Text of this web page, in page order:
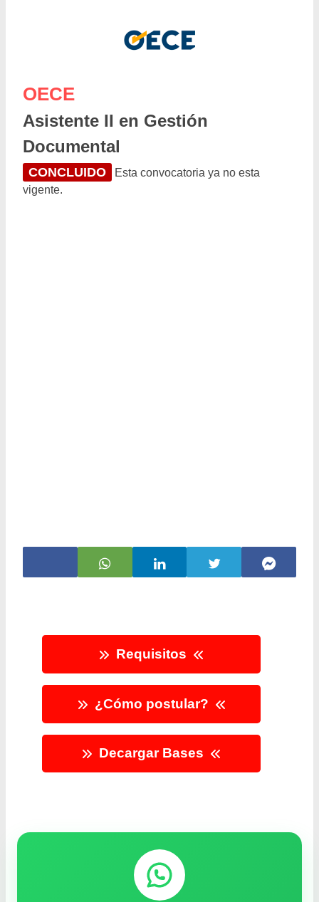
OECE
Asistente II en Gestión
Documental
CONCLUIDO
Esta convocatoria ya no esta
vigente.
Requisitos
¿Cómo postular?
Decargar Bases